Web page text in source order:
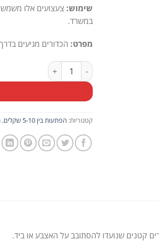
שימוש: צעצועים אלו
במשרד.
מפרט: הכדורים מגיעים בדרך
כמות של מארז 10 יח' כדורי ספינר בסגנונות שונים
קטגוריות: הפתעות בין 5-10 שקלים ,
קטנים שנועדו להסתובב על האצבע או ביד.